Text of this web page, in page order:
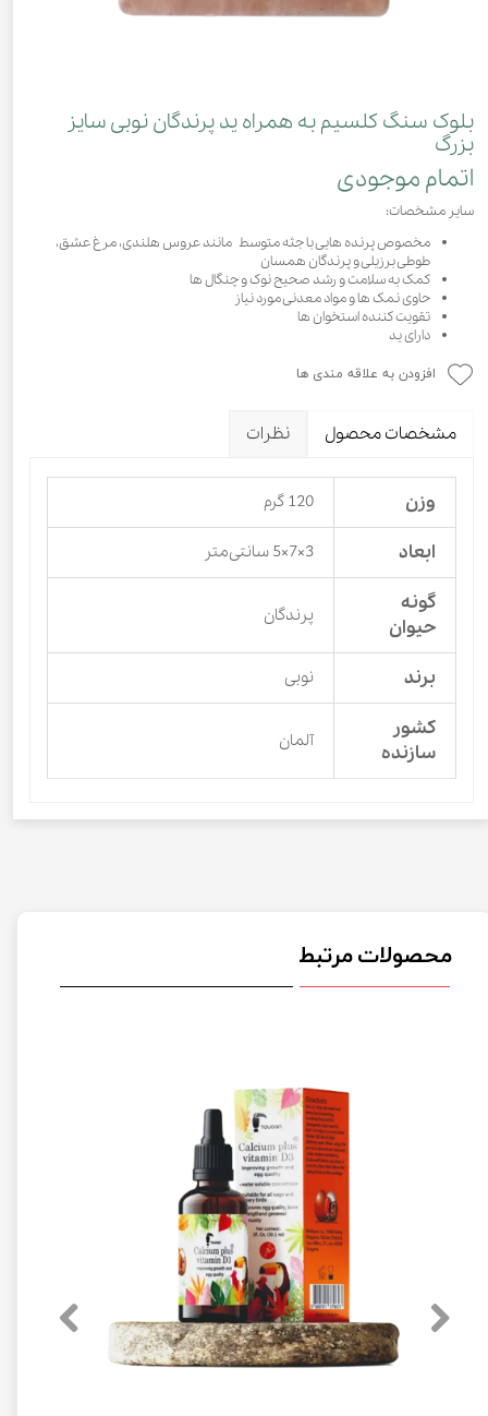
بلوک سنگ کلسیم به همراه ید پرندگان نوبی سایز
بزرگ
اتمام موجودی
سایر مشخصات:
مخصوص پرنده هایی با جثه متوسط مانند عروس هلندی، مرغ عشق،
طوطی برزیلی و پرندگان همسان
کمک به سلامت و رشد صحیح نوک و چنگال ها
حاوی نمک ها و مواد معدنی مورد نیاز
تقویت کننده استخوان ها
دارای ید
افزودن به علاقه مندی ها
مشخصات محصول نظرات
وزن 120 گرم
ابعاد 3×7×5 سانتی‌متر
گونه
حیوان
پرندگان
برند نوبی
کشور
سازنده
آلمان
محصولات مرتبط